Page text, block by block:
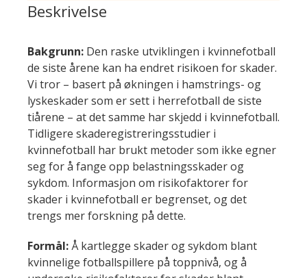
Beskrivelse
Bakgrunn: Den raske utviklingen i kvinnefotball
de siste årene kan ha endret risikoen for skader.
Vi tror – basert på økningen i hamstrings- og
lyskeskader som er sett i herrefotball de siste
tiårene – at det samme har skjedd i kvinnefotball.
Tidligere skaderegistreringsstudier i
kvinnefotball har brukt metoder som ikke egner
seg for å fange opp belastningsskader og
sykdom. Informasjon om risikofaktorer for
skader i kvinnefotball er begrenset, og det
trengs mer forskning på dette.
Formål:Å kartlegge skader og sykdom blant
kvinnelige fotballspillere på toppnivå, og å